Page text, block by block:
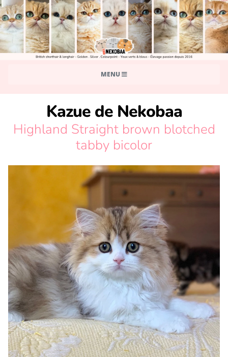
MENU
Kazue de Nekobaa
Highland Straight brown blotched
tabby bicolor